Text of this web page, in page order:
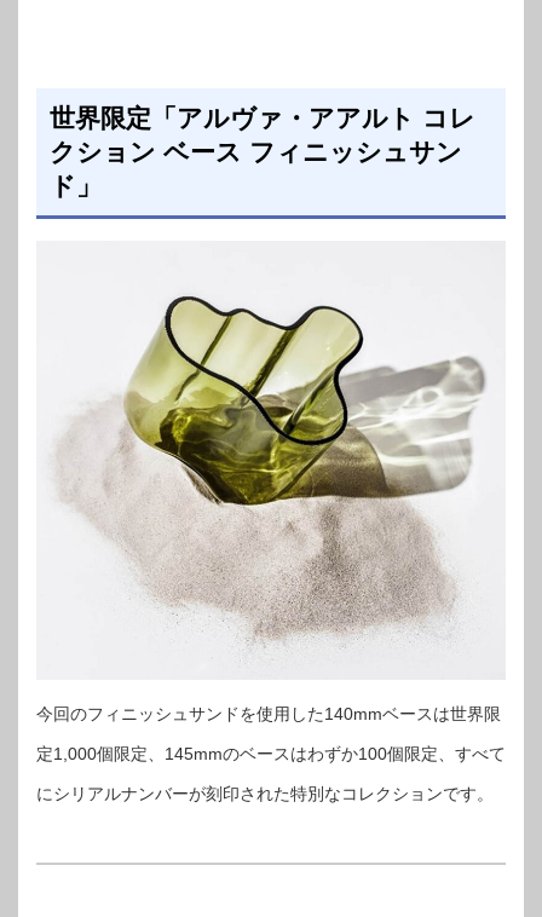
世界限定「アルヴァ・アアルト コレ
クション ベース フィニッシュサン
ド」
今回のフィニッシュサンドを使用した140mmベースは世界限
定1,000個限定、145mmのベースはわずか100個限定、すべて
にシリアルナンバーが刻印された特別なコレクションです。